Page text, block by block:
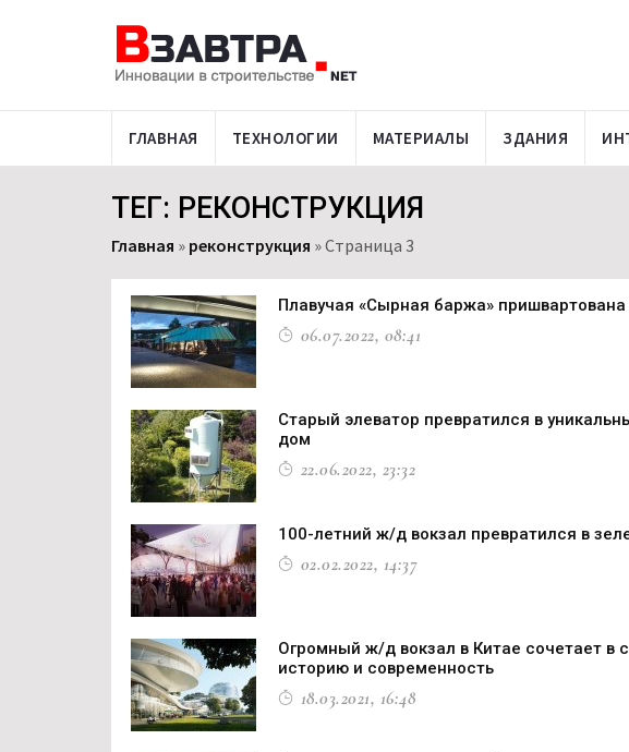
ГЛАВНАЯ ТЕХНОЛОГИИ МАТЕРИАЛЫ ЗДАНИЯ
ТЕГ: РЕКОНСТРУКЦИЯ
Главная » реконструкция »Страница 3
Плавучая «Сырная баржа»
06.07.2022, 08:41
Старый элеватор превратился в
дом
22.06.2022, 23:32
100-летний ж/д вокзал превратился в
02.02.2022, 14:37
Огромный ж/д вокзал в Китае сочетает в
историю и современность
18.03.2021, 16:48